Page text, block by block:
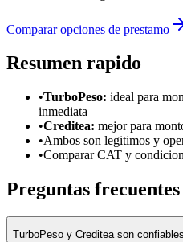
Comparar opciones de prestamo
Resumen rapido
•TurboPeso: ideal para
inmediata
•Creditea: mejor para
•Ambos son legitimos y
•Comparar CAT y
Preguntas frecuentes
TurboPeso y Creditea son